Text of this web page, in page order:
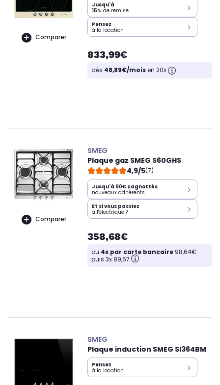
Comparer
Jusqu'à
15% de remise
Pensez
à la location
833,99€
dès 48,89€/moisen 20x
Comparer
SMEG
Plaque gaz SMEG S60GHS
4,9/5(7)
Jusqu'à 90€ cagnottés
nouveaux adhérents
Et si vous passiez
à l'électrique ?
358,68€
ou 4x par carte bancaire 98,64€
puis 3x 89,67
SMEG
Plaque induction SMEG SI364BM
Pensez
à la location